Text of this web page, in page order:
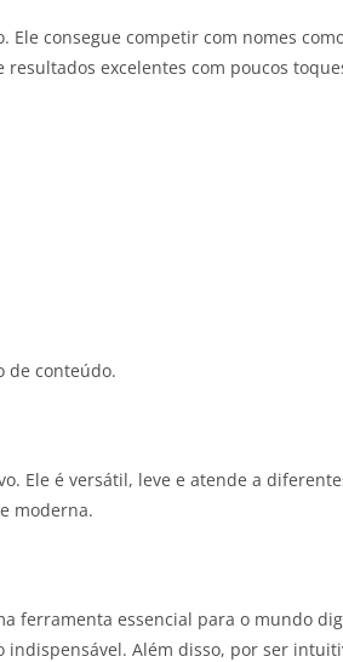
consegue competir com nomes
excelentes com poucos
de conteúdo.
Ele é versátil, leve e atende a
moderna.
ferramenta essencial para o mundo
Além disso, por ser